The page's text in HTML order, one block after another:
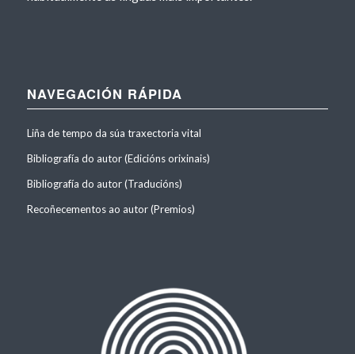
NAVEGACIÓN RÁPIDA
Liña de tempo da súa traxectoria vital
Bibliografía do autor (Edicións orixinais)
Bibliografía do autor (Traducións)
Recoñecementos ao autor (Premios)